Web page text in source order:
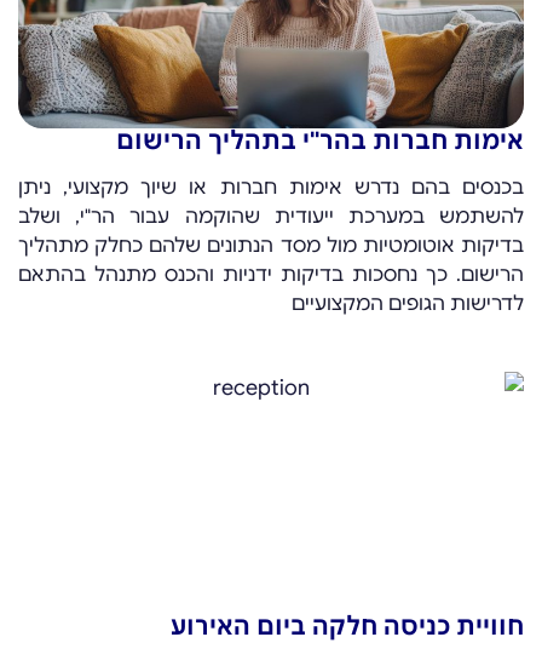
אימות חברות בהר"י בתהליך הרישום
בכנסים בהם נדרש אימות חברות או שיוך מקצועי, ניתן
להשתמש במערכת ייעודית שהוקמה עבור הר"י, ושלב
בדיקות אוטומטיות מול מסד הנתונים שלהם כחלק מתהליך
הרישום. כך נחסכות בדיקות ידניות והכנס מתנהל בהתאם
לדרישות הגופים המקצועיים
חוויית כניסה חלקה ביום האירוע